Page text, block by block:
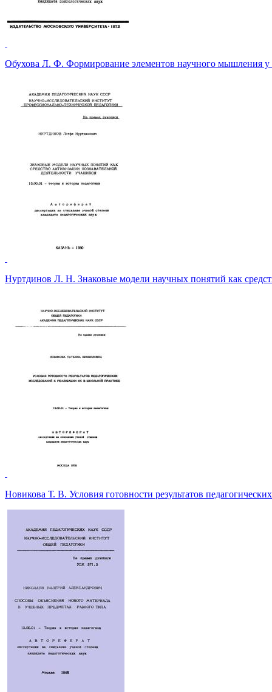
Обухова Л. Ф. Формирование элементов научного мышления
Нуртдинов Л. Н. Знаковые модели научных понятий как
Новикова Т. В. Условия готовности результатов